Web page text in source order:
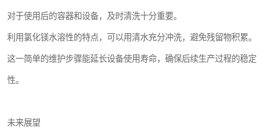
对于使用后的容器和设备，及时清洗十分重要。
利用氯化镁水溶性的特点，可以用清水充分冲洗，避免残留物积累。
这一简单的维护步骤能延长设备使用寿命，确保后续生产过程的稳定
性。
未来展望